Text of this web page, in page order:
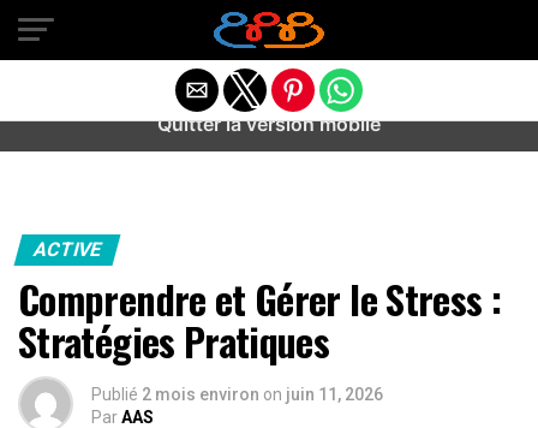
Warning
: preg_match(): Unknown modifier '/' in
/home/u589487443/domains/aideanxietestress.fr/
content/plugins/idev-post-views/includes/class-bots.php
ACTIVE
Comprendre et Gérer le Stress :
Stratégies Pratiques
Publié 2 mois environ on juin 11, 2026
ParAAS
Quitter la version mobile